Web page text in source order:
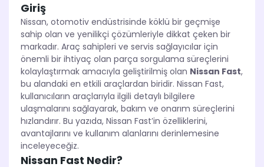
Giriş
Nissan, otomotiv endüstrisinde köklü bir geçmişe
sahip olan ve yenilikçi çözümleriyle dikkat çeken bir
markadır. Araç sahipleri ve servis sağlayıcılar için
önemli bir ihtiyaç olan parça sorgulama süreçlerini
kolaylaştırmak amacıyla geliştirilmiş olan Nissan Fast,
bu alandaki en etkili araçlardan biridir. Nissan Fast,
kullanıcıların araçlarıyla ilgili detaylı bilgilere
ulaşmalarını sağlayarak, bakım ve onarım süreçlerini
hızlandırır. Bu yazıda, Nissan Fast’in özelliklerini,
avantajlarını ve kullanım alanlarını derinlemesine
inceleyeceğiz.
Nissan Fast Nedir?